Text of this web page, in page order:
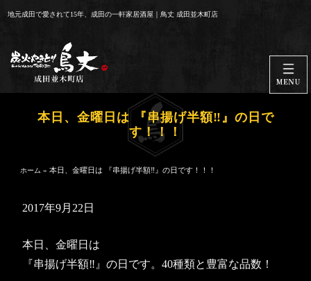
へ
地元成田で愛されて15年、成田の一軒家居酒屋｜鳥丈 成田並木町店
本日、金曜日は 『串揚げ半額‼️』の日で
す！！！
ホーム »本日、金曜日は 『串揚げ半額‼️』の日です！！！
2017年9月22日
本日、金曜日は
『串揚げ半額‼️』の日です。40種類と豊富な品数！